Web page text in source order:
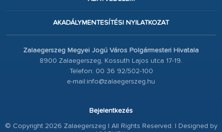
AKADÁLYMENTESÍTÉSI NYILATKOZAT
Zalaegerszeg Megyei Jogú Város Polgármesteri Hivatala
8900 Zalaegerszeg, Kossuth Lajos utca 17-19.
Telefon: 00 36 92/502-100
e-mail:info@zalaegerszeg.hu
Bejelentkezés
© Copyright 2026 Zalaegerszeg | All Rights Reserved. | Designed by